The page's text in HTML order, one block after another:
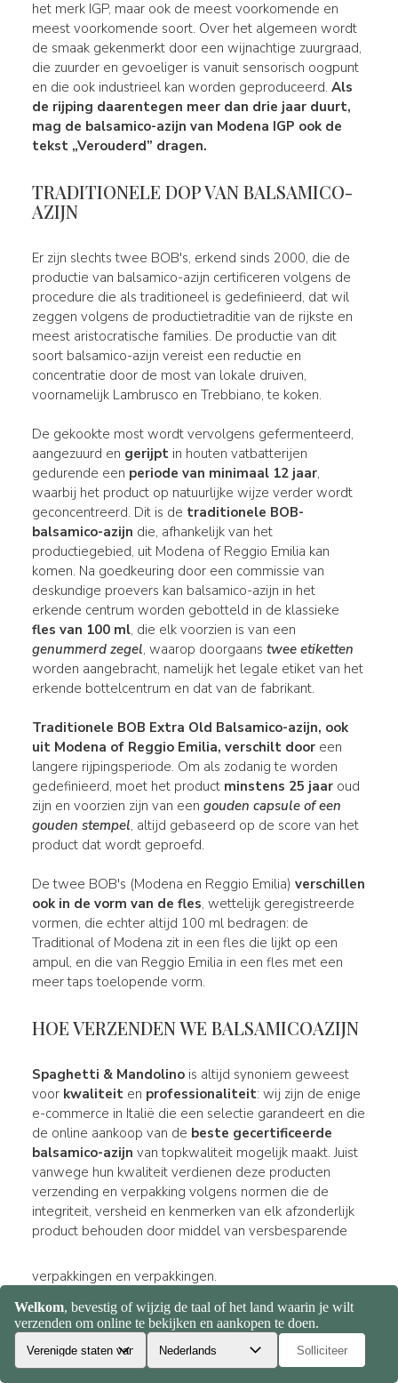
het merk IGP, maar ook de meest voorkomende en
meest voorkomende soort. Over het algemeen wordt
de smaak gekenmerkt door een wijnachtige zuurgraad,
die zuurder en gevoeliger is vanuit sensorisch oogpunt
en die ook industrieel kan worden geproduceerd. Als
de rijping daarentegen meer dan drie jaarduurt,
mag de balsamico-azijn van Modena IGP ook de
tekst „Verouderd” dragen.
TRADITIONELE DOP VAN BALSAMICO-
AZIJN
Er zijn slechts twee BOB's, erkend sinds 2000, die de
productie van balsamico-azijn certificeren volgens de
procedure die als traditioneel is gedefinieerd, dat wil
zeggen volgens de productietraditie van de rijkste en
meest aristocratische families. De productie van dit
soort balsamico-azijn vereist een reductie en
concentratie door de most van lokale druiven,
voornamelijk Lambrusco en Trebbiano, te koken.
De gekookte most wordt vervolgens gefermenteerd,
aangezuurd en gerijptin houten vatbatterijen
gedurende een periode van minimaal 12 jaar,
waarbij het product op natuurlijke wijze verder wordt
geconcentreerd. Dit is de traditionele BOB-
balsamico-azijn die, afhankelijk van het
productiegebied, uit Modena of Reggio Emilia kan
komen. Na goedkeuring door een commissie van
deskundige proevers kan balsamico-azijn in het
erkende centrum worden gebotteld in de klassieke
fles van 100 ml, die elk voorzien is van een
genummerd zegel, waarop doorgaans twee etiketten
worden aangebracht, namelijk het legale etiket van het
erkende bottelcentrum en dat van de fabrikant.
Traditionele BOB Extra Old Balsamico-azijn, ook
uit Modena of Reggio Emilia, verschilt dooreen
langere rijpingsperiode. Om als zodanig te worden
gedefinieerd, moet het product minstens 25 jaaroud
zijn en voorzien zijn van een gouden capsule of een
gouden stempel, altijd gebaseerd op de score van het
product dat wordt geproefd.
De twee BOB's (Modena en Reggio Emilia) verschillen
ook in de vorm van de fles, wettelijk geregistreerde
vormen, die echter altijd 100 ml bedragen: de
Traditional of Modena zit in een fles die lijkt op een
ampul, en die van Reggio Emilia in een fles met een
meer taps toelopende vorm.
HOE VERZENDEN WE BALSAMICOAZIJN
Spaghetti & Mandolinois altijd synoniem geweest
voor kwaliteiten professionaliteit: wij zijn de enige
e-commerce in Italië die een selectie garandeert en die
de online aankoop van de beste gecertificeerde
balsamico-azijn van topkwaliteit mogelijk maakt. Juist
vanwege hun kwaliteit verdienen deze producten
verzending en verpakking volgens normen die de
integriteit, versheid en kenmerken van elk afzonderlijk
product behouden door middel van versbesparende
verpakkingen en verpakkingen.